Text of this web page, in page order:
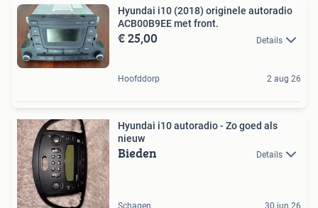
Hyundai i10 (2018) originele autoradio
ACB00B9EE met front.
€ 25,00 Details
Hoofddorp 2 aug 26
Hyundai i10 autoradio - Zo goed als
nieuw
Bieden Details
Schagen 30 jun 26